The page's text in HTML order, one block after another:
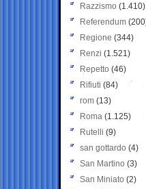
Razzismo (1.410)
Referendum
Regione (344)
Renzi (1.521)
Repetto (46)
Rifiuti (84)
rom (13)
Roma (1.125)
Rutelli (9)
san gottardo (4)
San Martino (3)
San Miniato (2)